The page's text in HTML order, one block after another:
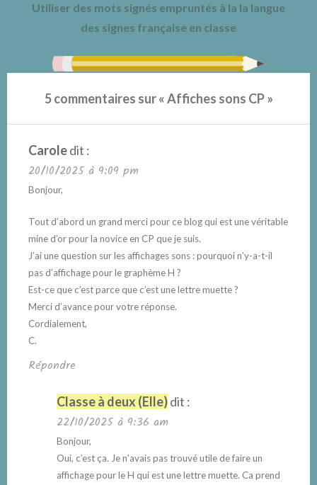
Utiliser des mots signés empruntés à la la langue
des signes française en classe
5 commentaires sur «Affiches sons CP»
Caroledit :
20/10/2025 à 9:09 pm
Bonjour,
Tout d’abord un grand merci pour ce blog qui est une véritable
mine d’or pour la novice en CP que je suis.
J’ai une question sur les affichages sons : pourquoi n’y-a-t-il
pas d’affichage pour le graphème H ?
Est-ce que c’est parce que c’est une lettre muette ?
Merci d’avance pour votre réponse.
Cordialement,
C.
Répondre
Classe à deux (Elle)dit :
22/10/2025 à 9:36 am
Bonjour,
Oui, c’est ça. Je n’avais pas trouvé utile de faire un
affichage pour le H qui est une lettre muette. Ca prend